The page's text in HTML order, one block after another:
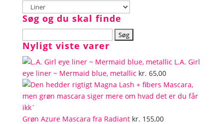
Søg og du skal finde
efter:
Nyligt viste varer
L.A. Girl
eye liner ~ Mermaid blue, metallic kr. 65,00
Grøn Azure Mascara fra Radiant kr. 155,00